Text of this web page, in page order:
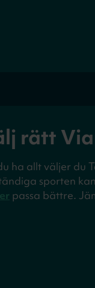
rätt
ha allt väljer du
sporten kan
passa bättre.